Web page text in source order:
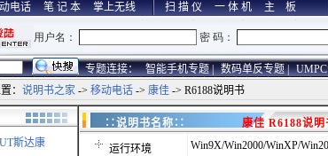
电话
笔 记 本 掌上无线
扫 描 仪
一 体 机 主 板
专题连接： 智能手机专题 | 数码单反专题 |
： 说明书之家 -> 移动电话 -> 康佳 -> R6188说明书
UT斯达康
∷说明书名称∷ 康佳 R6188说明
运行环境 Win9X/Win2000/WinXP/